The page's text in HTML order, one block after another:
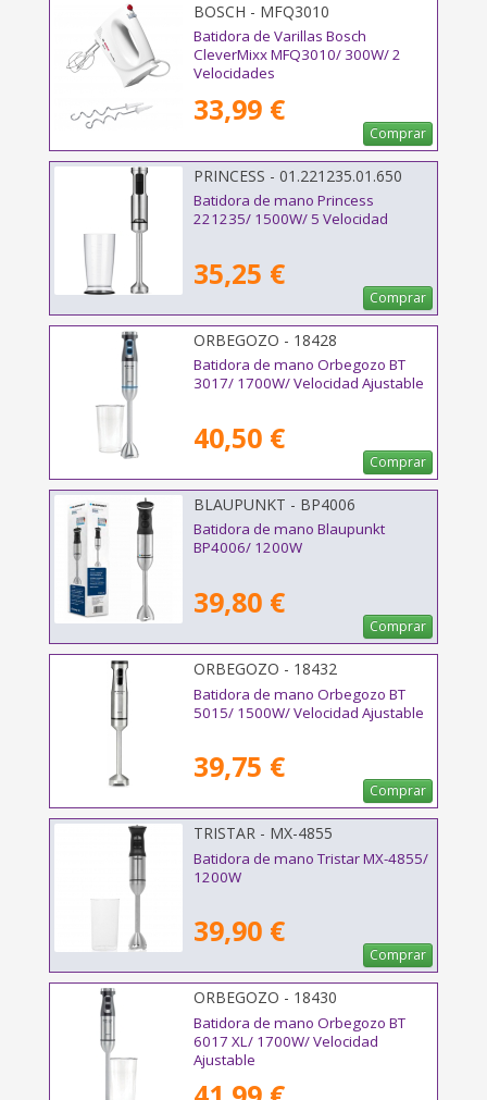
BOSCH - MFQ3010
Batidora de Varillas Bosch
CleverMixx MFQ3010/ 300W/ 2
Velocidades
33,99 €
Comprar
PRINCESS - 01.221235.01.650
Batidora de mano Princess
221235/ 1500W/ 5 Velocidad
35,25 €
Comprar
ORBEGOZO - 18428
Batidora de mano Orbegozo BT
3017/ 1700W/ Velocidad Ajustable
40,50 €
Comprar
BLAUPUNKT - BP4006
Batidora de mano Blaupunkt
BP4006/ 1200W
39,80 €
Comprar
ORBEGOZO - 18432
Batidora de mano Orbegozo BT
5015/ 1500W/ Velocidad Ajustable
39,75 €
Comprar
TRISTAR - MX-4855
Batidora de mano Tristar MX-4855/
1200W
39,90 €
Comprar
ORBEGOZO - 18430
Batidora de mano Orbegozo BT
6017 XL/ 1700W/ Velocidad
Ajustable